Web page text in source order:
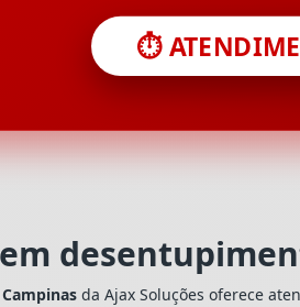
⏱️
da Ajax Soluções oferece